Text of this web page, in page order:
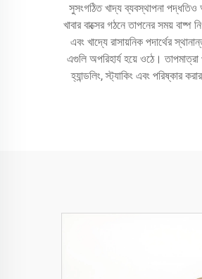
সুসংগঠিত খাদ্য ব্যবস্থাপনা পদ্ধতিও
খাবার বাক্সের গঠনে তাপনের সময়
এবং খাদ্যে রাসায়নিক পদার্থের
এগুলি অপরিহার্য হয়ে ওঠে।
হ্যান্ডলিং, স্ট্যাকিং এবং পরিষ্কার